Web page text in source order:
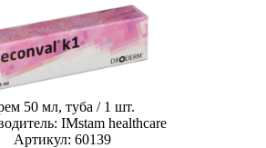
50 мл, туба / 1 шт.
IMstam healthcare
Артикул: 60139